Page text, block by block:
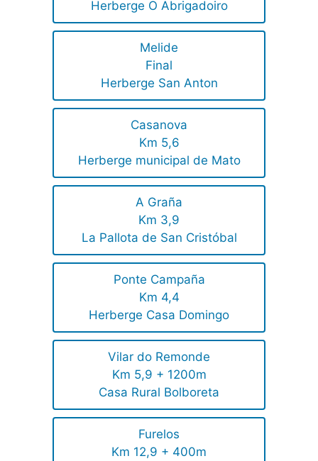
Herberge O Abrigadoiro
Melide
Final
Herberge San Anton
Casanova
Km 5,6
Herberge municipal de Mato
A Graña
Km 3,9
La Pallota de San Cristóbal
Ponte Campaña
Km 4,4
Herberge Casa Domingo
Vilar do Remonde
Km 5,9 + 1200m
Casa Rural Bolboreta
Furelos
Km 12,9 + 400m